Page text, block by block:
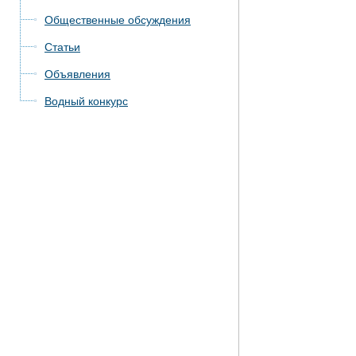
Общественные обсуждения
Статьи
Объявления
Водный конкурс